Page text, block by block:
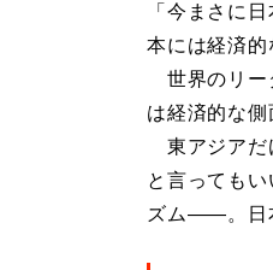
「今まさに
本には経済的
世界のリー
は経済的な側
東アジアだ
と言っても
ズム――。日